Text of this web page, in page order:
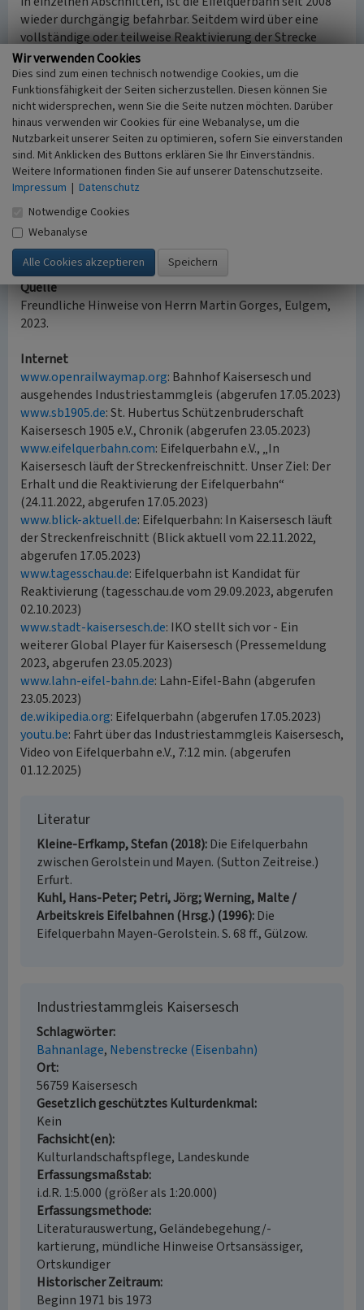
wieder durchgängig befahrbar. Seitdem wird über eine
vollständige oder teilweise Reaktivierung der Strecke
diskutiert. Hierfür wäre allerdings ein finanziell
beträchtlicher Sanierungsaufwand an größeren
Teilabschnitten notwendig. Entsprechende Aufwands-
und Kostenschätzungen werden zwischen der DB Netz AG
als Eigentümerin, am Betrieb der Strecke interessierten
Eisenbahngesellschaften sowie dem Land und den
Kommunen verhandelt. Auch das wirtschaftliche
Potential einer wieder eröffneten Strecke für den
Personen- und Güterverkehr steht dabei zur Debatte
(tagesschau.de).
(Franz-Josef Knöchel, Digitales Kulturerbe LVR, 2023/25)
Quelle
Freundliche Hinweise von Herrn Martin Gorges, Eulgem,
2023.
Internet
www.openrailwaymap.org: Bahnhof Kaisersesch und
ausgehendes Industriestammgleis (abgerufen 17.05.2023)
www.sb1905.de: St. Hubertus Schützenbruderschaft
Kaisersesch 1905 e.V., Chronik (abgerufen 23.05.2023)
www.eifelquerbahn.com: Eifelquerbahn e.V., „In
Kaisersesch läuft der Streckenfreischnitt. Unser Ziel: Der
Erhalt und die Reaktivierung der Eifelquerbahn“
(24.11.2022, abgerufen 17.05.2023)
www.blick-aktuell.de: Eifelquerbahn: In Kaisersesch läuft
der Streckenfreischnitt (Blick aktuell vom 22.11.2022,
abgerufen 17.05.2023)
www.tagesschau.de: Eifelquerbahn ist Kandidat für
Reaktivierung (tagesschau.de vom 29.09.2023, abgerufen
02.10.2023)
www.stadt-kaisersesch.de: IKO stellt sich vor - Ein
weiterer Global Player für Kaisersesch (Pressemeldung
2023, abgerufen 23.05.2023)
www.lahn-eifel-bahn.de: Lahn-Eifel-Bahn (abgerufen
23.05.2023)
de.wikipedia.org: Eifelquerbahn (abgerufen 17.05.2023)
youtu.be: Fahrt über das Industriestammgleis Kaisersesch,
Video von Eifelquerbahn e.V., 7:12 min. (abgerufen
01.12.2025)
Literatur
Kleine-Erfkamp, Stefan (2018) Die Eifelquerbahn
zwischen Gerolstein und Mayen. (Sutton Zeitreise.)
Erfurt.
Kuhl, Hans-Peter; Petri, Jörg; Werning, Malte /
Arbeitskreis Eifelbahnen (Hrsg.) (1996) Die
Eifelquerbahn Mayen-Gerolstein. S. 68 ff., Gülzow.
Industriestammgleis Kaisersesch
Schlagwörter
Bahnanlage Nebenstrecke (Eisenbahn)
Ort
56759 Kaisersesch
Gesetzlich geschütztes Kulturdenkmal
Kein
Fachsicht(en)
Kulturlandschaftspflege, Landeskunde
Erfassungsmaßstab
i.d.R. 1:5.000 (größer als 1:20.000)
Erfassungsmethode
Literaturauswertung, Geländebegehung/-
kartierung, mündliche Hinweise Ortsansässiger,
Ortskundiger
Historischer Zeitraum
Beginn 1971 bis 1973
Wir verwenden Cookies
Dies sind zum einen technisch notwendige Cookies, um die
Funktionsfähigkeit der Seiten sicherzustellen. Diesen können Sie
nicht widersprechen, wenn Sie die Seite nutzen möchten. Darüber
hinaus verwenden wir Cookies für eine Webanalyse, um die
Nutzbarkeit unserer Seiten zu optimieren, sofern Sie einverstanden
sind. Mit Anklicken des Buttons erklären Sie Ihr Einverständnis.
Weitere Informationen finden Sie auf unserer Datenschutzseite.
Impressum | Datenschutz
Notwendige Cookies
Webanalyse